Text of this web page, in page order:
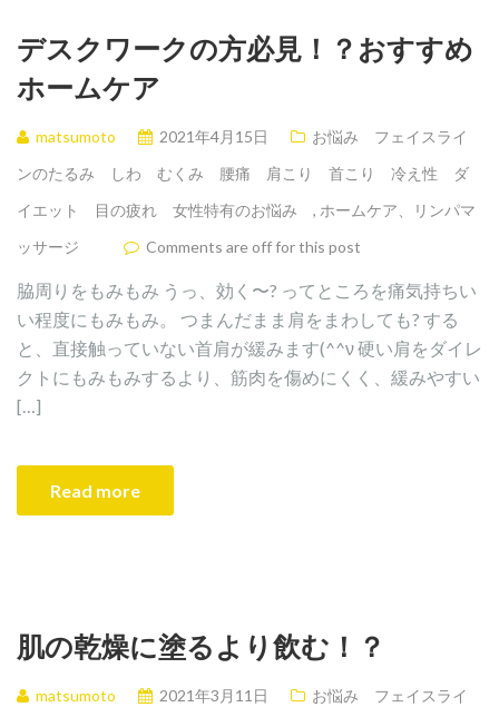
デスクワークの方必見！？おすすめ
ホームケア
matsumoto 2021年4月15日
お悩み フェイスライ
ンのたるみ しわ むくみ 腰痛 肩こり 首こり 冷え性 ダ
イエット 目の疲れ 女性特有のお悩み , ホームケア、リンパマ
ッサージ
Comments are off for this post
脇周りをもみもみ うっ、効く〜? ってところを痛気持ちい
い程度にもみもみ。 つまんだまま肩をまわしても? する
と、直接触っていない首肩が緩みます(^^ν 硬い肩をダイレ
クトにもみもみするより、筋肉を傷めにくく、緩みやすい
[…]
Read more
肌の乾燥に塗るより飲む！？
matsumoto 2021年3月11日
お悩み フェイスライ